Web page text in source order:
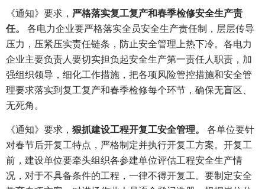
《通知》要求， 严格落实复工复产和春季检修安全生产责
任。
各电力企业要严格落实全员安全生产责任制，层层传导
压力，压紧压实责任链条，防止安全管理上热下冷。各电力
企业主要负责人要切实担负起安全生产第一责任人职责，加
强组织领导，细化工作措施，把各项风险管控措施和安全管
理要求落实到复工复产和春季检修每个环节，确保无盲区、
无死角。
《通知》要求， 狠抓建设工程开复工安全管理。
各单位要针
对春节后开复工特点，严格制定并执行开复工方案。开复工
前，建设单位要牵头组织各参建单位评估工程安全生产情
况，对于不具备条件的工程，一律不得开复工。要制定安全